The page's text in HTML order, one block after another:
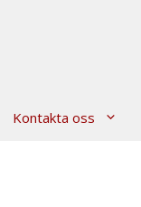
Kontakta oss